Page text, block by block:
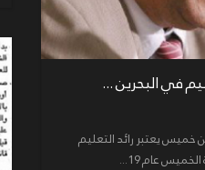
في البحرين ...
خميس يعتبر رائد التعليم
عام 19...